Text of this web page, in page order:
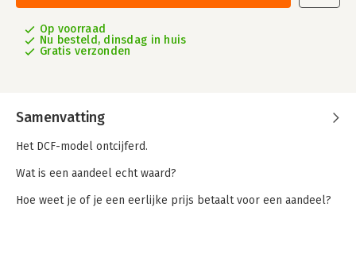
Op voorraad
Nu besteld, dinsdag in huis
Gratis verzonden
Samenvatting
Het DCF-model ontcijferd.
Wat is een aandeel echt waard?
Hoe weet je of je een eerlijke prijs betaalt voor een aandeel?